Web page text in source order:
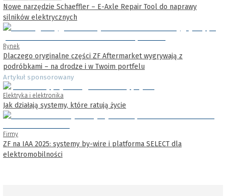
Nowe narzędzie Schaeffler – E-Axle Repair Tool do naprawy
silników elektrycznych
Rynek
Dlaczego oryginalne części ZF Aftermarket wygrywają z
podróbkami – na drodze i w Twoim portfelu
Artykuł sponsorowany
Elektryka i elektronika
Jak działają systemy, które ratują życie
Firmy
ZF na IAA 2025: systemy by-wire i platforma SELECT dla
elektromobilności